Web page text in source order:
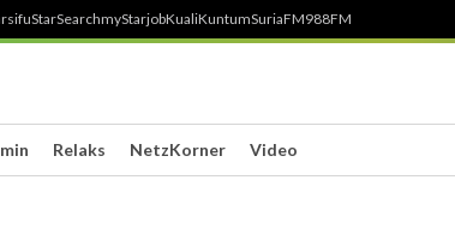
StarSearchmyStarjobKualiKuntumSuriaFM988FM
Relaks NetzKorner Video